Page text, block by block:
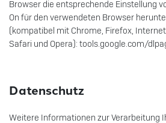
Browser die entsprechende Einstellung
On für den verwendeten Browser
(kompatibel mit Chrome, Firefox,
Safari und Opera): tools.google.com/
Datenschutz
Weitere Informationen zur Verarbeitung